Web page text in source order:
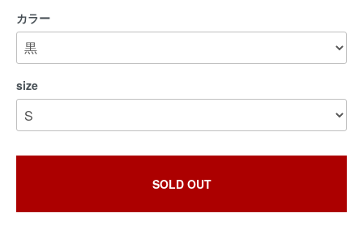
カラー
size
SOLD OUT